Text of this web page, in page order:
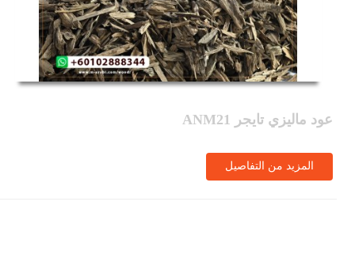
عود ماليزي تايجر ANM21
المزيد من التفاصيل